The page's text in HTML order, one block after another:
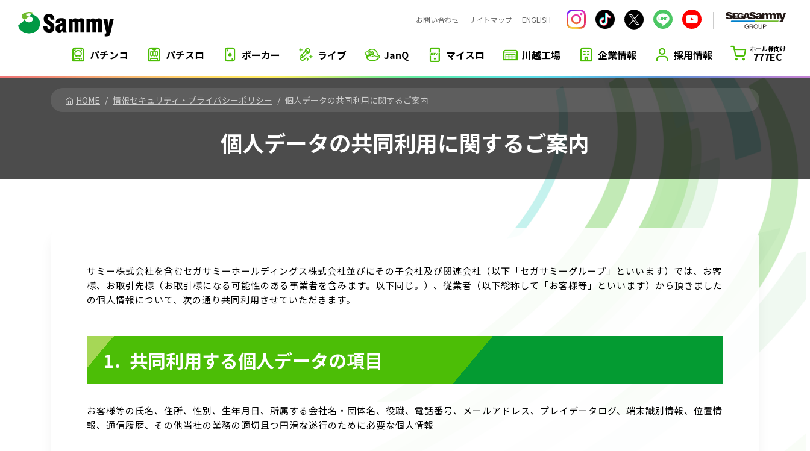
パチンコ パチスロ ポーカー ライブ JanQ マイスロ 川越工場 企業情報 採用情報 ホール様向け
777EC
お問い合わせ サイトマップ ENGLISH
HOME 情報セキュリティ・プライバシーポリシー 個人データの共同利用に関するご案内
個人データの共同利用に関するご案内
サミー株式会社を含むセガサミーホールディングス株式会社並びにその子会社及び関連会社（以下「セガサミーグループ」といいます）では、お客
様、お取引先様（お取引様になる可能性のある事業者を含みます。以下同じ。）、従業者（以下総称して「お客様等」といいます）から頂きました
の個人情報について、次の通り共同利用させていただきます。
共同利用する個人データの項目
お客様等の氏名、住所、性別、生年月日、所属する会社名・団体名、役職、電話番号、メールアドレス、プレイデータログ、端末識別情報、位置情
報、通信履歴、その他当社の業務の適切且つ円滑な遂行のために必要な個人情報